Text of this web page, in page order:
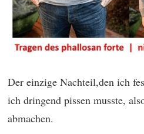
Der einzige Nachteil,den ich
ich dringend pissen musste,
abmachen.